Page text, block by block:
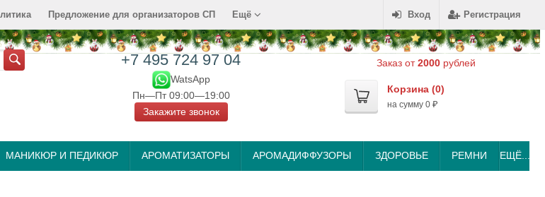
Вход Регистрация
Предложение для организаторов СП Ещё
+7 495 724 97 04
WatsApp
Пн—Пт 09:00—19:00
Закажите звонок
Заказ от2000 рублей
Корзина (0)
на сумму 0 ₽
МАНИКЮР И ПЕДИКЮР АРОМАТИЗАТОРЫ АРОМАДИФФУЗОРЫ ЗДОРОВЬЕ РЕМНИ ЕЩЁ...